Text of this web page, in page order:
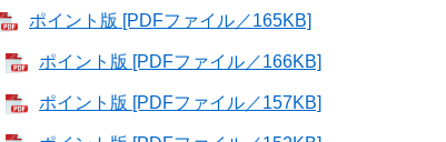
ポイント版 [PDFファイル／165KB]
ポイント版 [PDFファイル／166KB]
ポイント版 [PDFファイル／157KB]